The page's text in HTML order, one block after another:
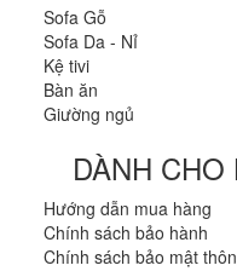
Sofa Gỗ
Sofa Da - Nỉ
Kệ tivi
Bàn ăn
Giường ngủ
DÀNH CHO
Hướng dẫn mua hàng
Chính sách bảo hành
Chính sách bảo mật